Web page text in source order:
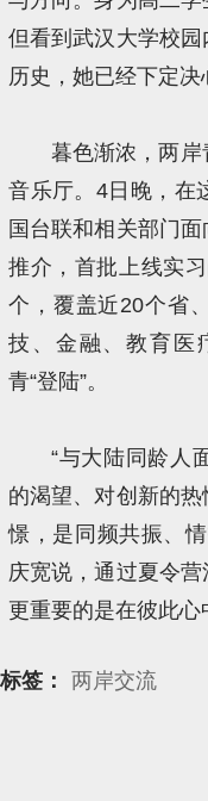
但看到武汉大学校
历史，她已经下定决
暮色渐浓，两
音乐厅。4日晚，在
国台联和相关部门
推介，首批上线实
个，覆盖近20个省
技、金融、教育医
青“登陆”。
“与大陆同龄人
的渴望、对创新的
憬，是同频共振、
庆宽说，通过夏令营
更重要的是在彼此心
标签： 两岸交流